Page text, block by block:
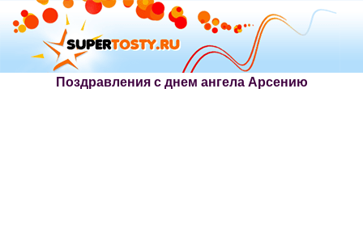
Поздравления с днем ангела Арсению